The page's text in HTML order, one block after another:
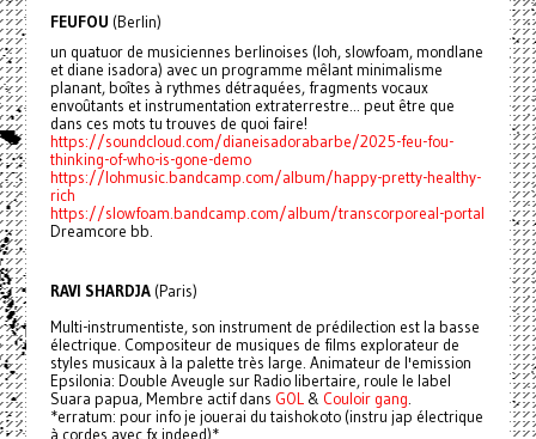
FEUFOU (Berlin)
un quatuor de musiciennes berlinoises (loh, slowfoam, mondlane
et diane isadora) avec un programme mêlant minimalisme
planant, boîtes à rythmes détraquées, fragments vocaux
envoûtants et instrumentation extraterrestre... peut être que
dans ces mots tu trouves de quoi faire!
https://soundcloud.com/dianeisadorabarbe/2025-feu-fou-
thinking-of-who-is-gone-demo
https://lohmusic.bandcamp.com/album/happy-pretty-healthy-
rich
https://slowfoam.bandcamp.com/album/transcorporeal-portal
Dreamcore bb.
RAVI SHARDJA (Paris)
Multi-instrumentiste, son instrument de prédilection est la basse
électrique. Compositeur de musiques de films explorateur de
styles musicaux à la palette très large. Animateur de l'emission
Epsilonia: Double Aveugle sur Radio libertaire, roule le label
Suara papua, Membre actif dans GOL& Couloir gang.
*erratum: pour info je jouerai du taishokoto (instru jap électrique
à cordes avec fx indeed)*